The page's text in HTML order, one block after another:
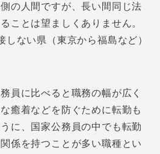
の人間ですが、長い間同じ法
ことは望ましくありません。
しない県（東京から福島など）
員に比べると職務の幅が広く
癒着などを防ぐために転勤も
に、国家公務員の中でも転勤
係を持つことが多い職種とい